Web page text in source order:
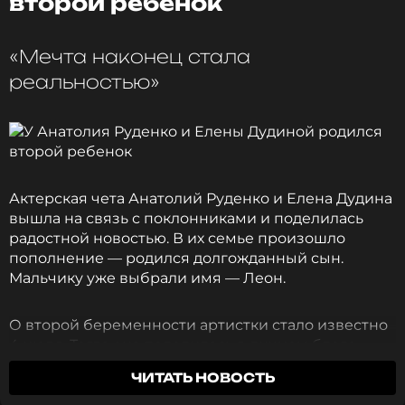
Ранее, 15 октября,сообщалосьо рождении
второго ребенка у актерской четы — Анатолия
долгожданный сын.
«Мечта наконец стала
реальностью»
Актерская чета Анатолий Руденко и Елена Дудина
вышла на связь с поклонниками и поделилась
радостной новостью. В их семье произошло
пополнение — родился долгожданный сын.
Мальчику уже выбрали имя — Леон.
О второй беременности артистки стало известно
4 июля. Тогда она поделилась в личном блоге
трогательными фотографиями с Пхукета, на
которых позировала вместе с мужем и 13-летней
ЧИТАТЬ НОВОСТЬ